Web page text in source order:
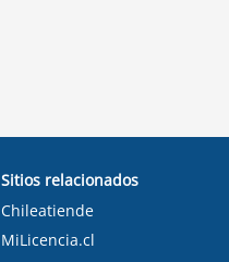
Sitios relacionados
Chileatiende
MiLicencia.cl